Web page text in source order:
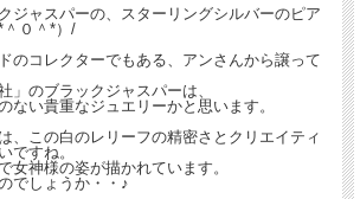
ジャスパーの、スターリングシルバーのピア
＾０＾*）/
のコレクターでもある、アンさんから譲って
」のブラックジャスパーは、
ない貴重なジュエリーかと思います。
、この白のレリーフの精密さとクリエイティ
ですね。
女神様の姿が描かれています。
でしょうか・・♪